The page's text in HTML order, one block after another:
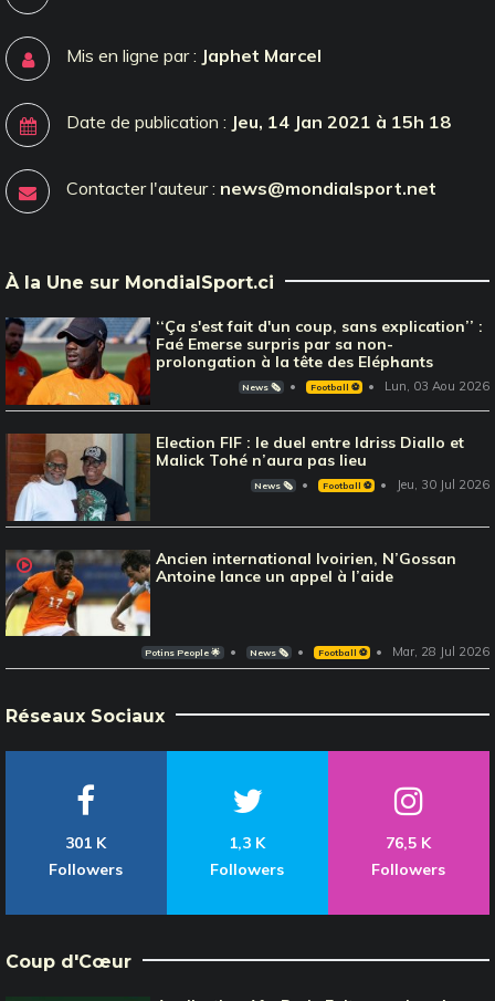
Mis en ligne par : Japhet Marcel
Date de publication : Jeu, 14 Jan 2021 à 15h 18
Contacter l'auteur : news@mondialsport.net
À la Une sur MondialSport.ci
‘‘Ça s'est fait d'un coup, sans explication’’ :
Faé Emerse surpris par sa non-
prolongation à la tête des Eléphants
News 🗞️ Football ⚽️ Lun, 03 Aou 2026
Election FIF : le duel entre Idriss Diallo et
Malick Tohé n’aura pas lieu
News 🗞️ Football ⚽️ Jeu, 30 Jul 2026
Ancien international Ivoirien, N’Gossan
Antoine lance un appel à l’aide
Potins People 🌟 News 🗞️ Football ⚽️ Mar, 28 Jul 2026
Réseaux Sociaux
301 K
Followers
1,3 K
Followers
76,5 K
Followers
Coup d'Cœur